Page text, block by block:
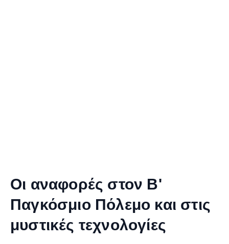
Οι αναφορές στον Β'
Παγκόσμιο Πόλεμο και στις
μυστικές τεχνολογίες